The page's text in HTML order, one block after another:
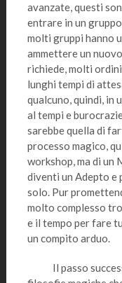
avanzate, questi
entrare in un
molti gruppi hanno
ammettere un
richiede, molti
lunghi tempi di
qualcuno, quindi, in
al tempi e
sarebbe quella di
processo magico,
workshop, ma di un
diventi un Adepto e
solo. Pur
molto complesso
e il tempo per fare
un compito arduo.
Il passo